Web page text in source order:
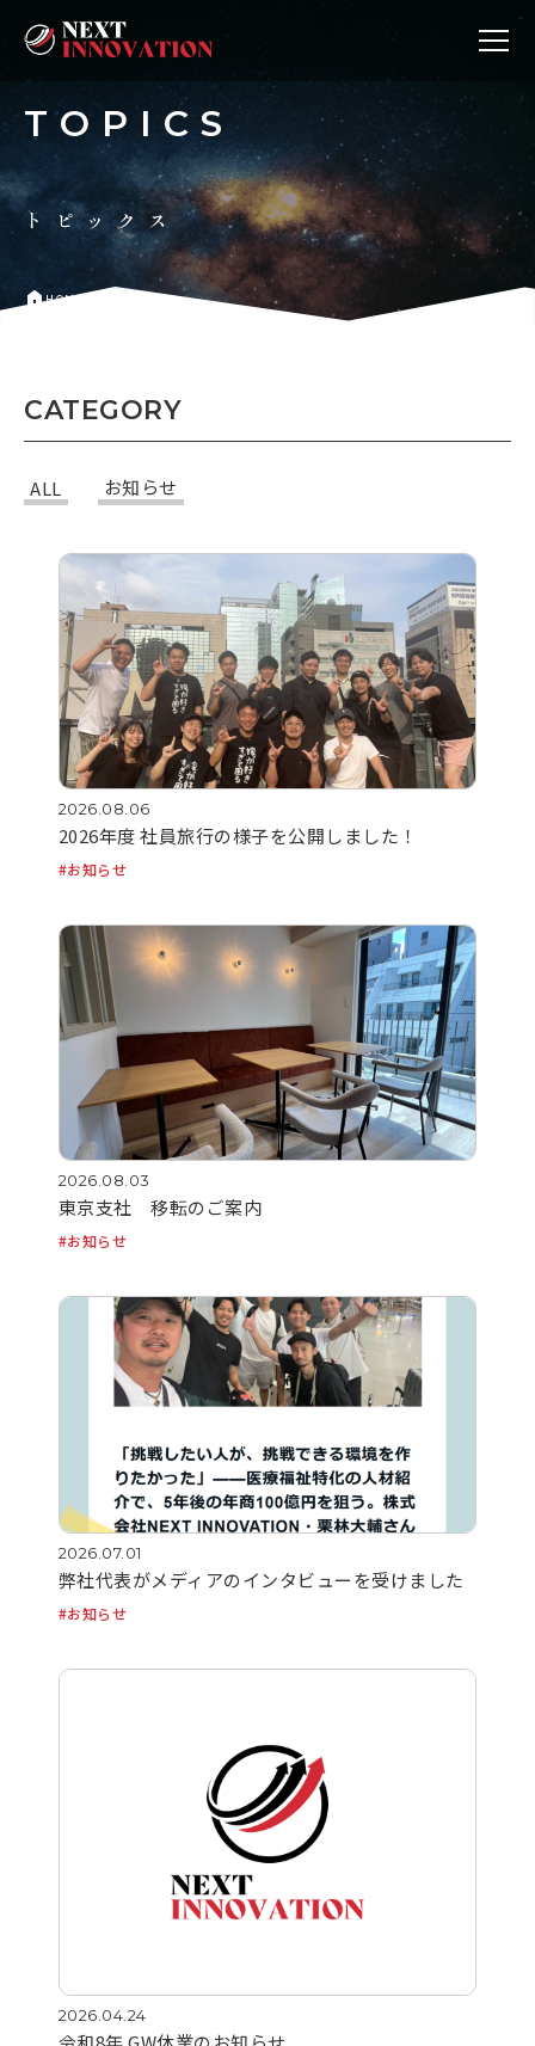
TOPICS
トピックス
homeHOME トピックス
CATEGORY
ALL お知らせ
2026.08.06
2026年度 社員旅行の様子を公開しました！
お知らせ
2026.08.03
東京支社 移転のご案内
お知らせ
2026.07.01
弊社代表がメディアのインタビューを受けました
お知らせ
2026.04.24